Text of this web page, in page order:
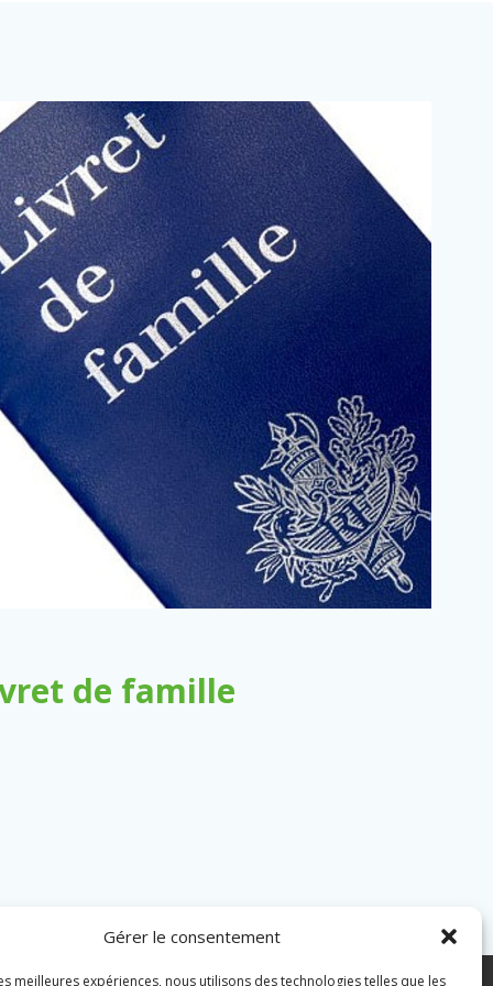
Gérer le consentement
meilleures expériences, nous utilisons des technologies telles que les
de famille